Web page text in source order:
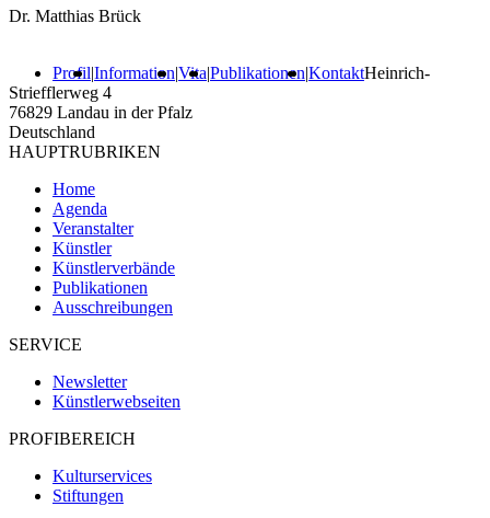
Dr. Matthias Brück
Profil|Information|Vita|Publikationen|KontaktHeinrich-
Striefflerweg 4
76829 Landau in der Pfalz
Deutschland
HAUPTRUBRIKEN
Home
Agenda
Veranstalter
Künstler
Künstlerverbände
Publikationen
Ausschreibungen
SERVICE
Newsletter
Künstlerwebseiten
PROFIBEREICH
Kulturservices
Stiftungen